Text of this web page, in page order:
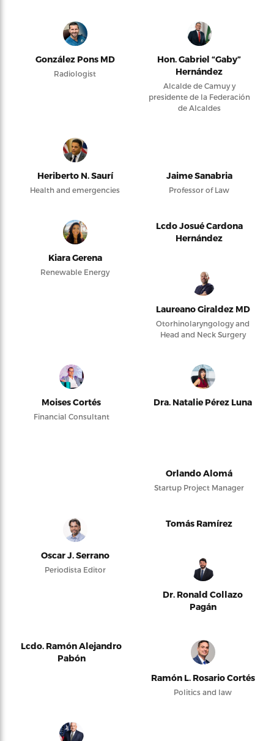
González Pons MD
Radiologist
Hon. Gabriel “Gaby”
Hernández
Alcalde de Camuy y
presidente de la Federación
de Alcaldes
Heriberto N. Saurí
Health and emergencies
Jaime Sanabria
Professor of Law
Kiara Gerena
Renewable Energy
Lcdo Josué Cardona
Hernández
Laureano Giraldez MD
Otorhinolaryngology and
Head and Neck Surgery
Moises Cortés
Financial Consultant
Dra. Natalie Pérez Luna
Orlando Alomá
Startup Project Manager
Oscar J. Serrano
Periodista Editor
Tomás Ramírez
Dr. Ronald Collazo
Pagán
Lcdo. Ramón Alejandro
Pabón
Ramón L. Rosario Cortés
Politics and law